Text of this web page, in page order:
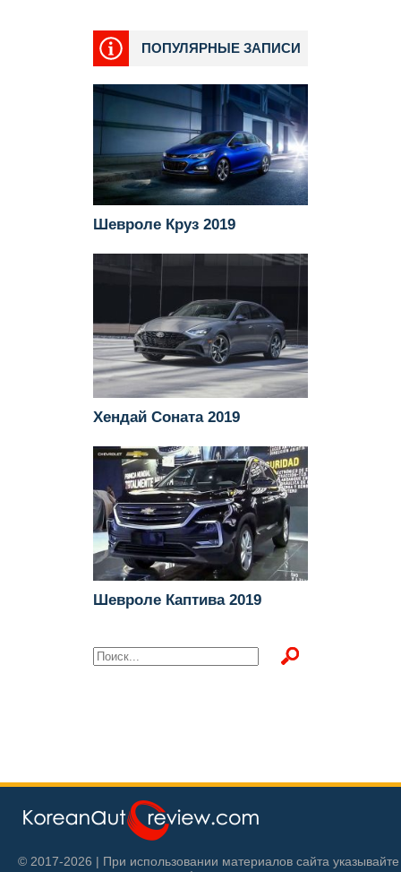
ПОПУЛЯРНЫЕ ЗАПИСИ
Шевроле Круз 2019
Хендай Соната 2019
Шевроле Каптива 2019
© 2017-2026 | При использовании материалов сайта указывайте